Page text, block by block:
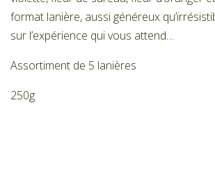
format lanière, aussi généreux
sur l’expérience qui vous attend…
Assortiment de 5 lanières
250g